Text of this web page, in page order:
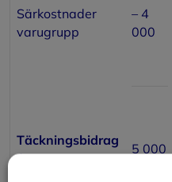
Särkostnader
varugrupp
– 4
000
Täckningsbidrag
1
5 000